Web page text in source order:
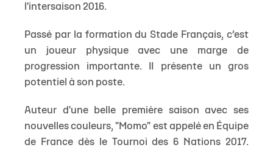
l'intersaison 2016.
Passé par la formation du Stade Français, c’est
un joueur physique avec une marge de
progression importante. II présente un gros
potentiel à son poste.
Auteur d'une belle première saison avec ses
nouvelles couleurs, "Momo" est appelé en Équipe
de France dès le Tournoi des 6 Nations 2017.